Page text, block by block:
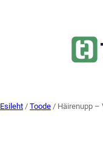
Esileht / Toode / Häirenupp –